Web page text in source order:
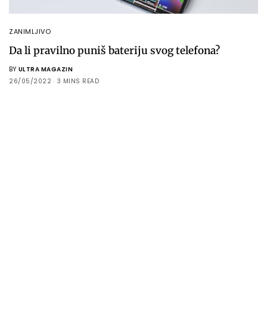
ZANIMLJIVO
Da li pravilno puniš bateriju svog telefona?
BY ULTRA MAGAZIN
26/05/2022
3 MINS READ